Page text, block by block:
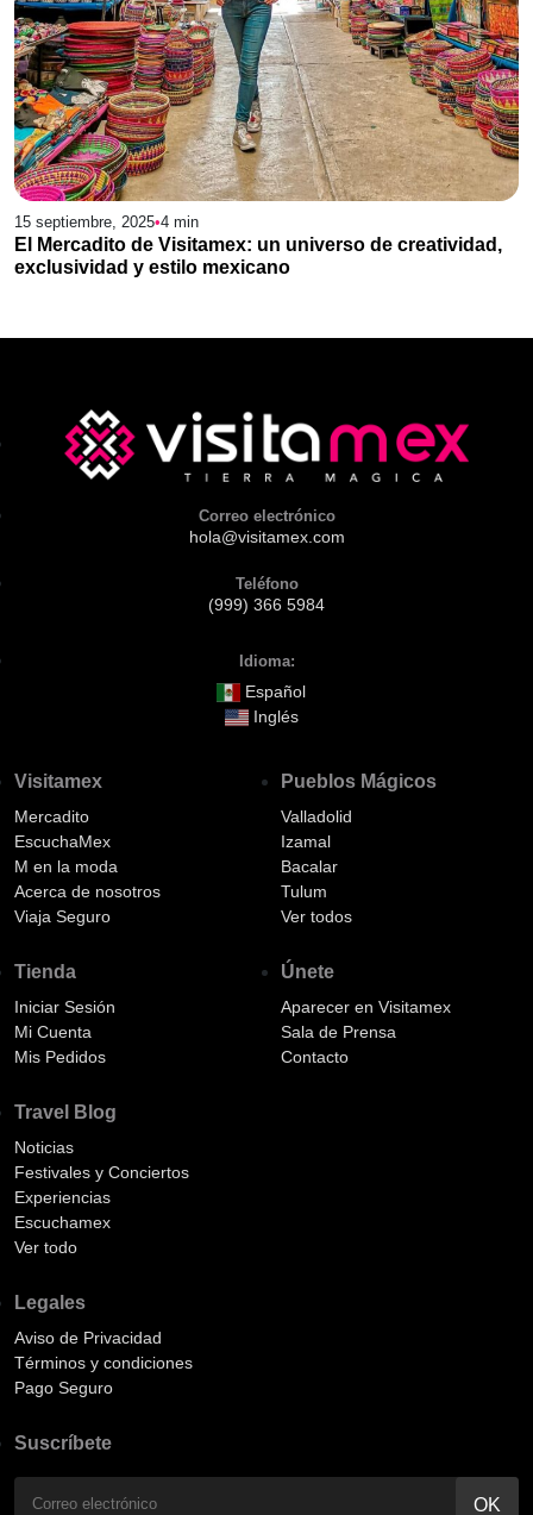
15 septiembre, 2025•4 min
El Mercadito de Visitamex: un universo de creatividad,
exclusividad y estilo mexicano
Correo electrónico
hola@visitamex.com
Teléfono
(999) 366 5984
Idioma:
Español
Inglés
Visitamex
Mercadito
EscuchaMex
M en la moda
Acerca de nosotros
Viaja Seguro
Tienda
Iniciar Sesión
Mi Cuenta
Mis Pedidos
Pueblos Mágicos
Valladolid
Izamal
Bacalar
Tulum
Ver todos
Únete
Aparecer en Visitamex
Sala de Prensa
Contacto
Travel Blog
Noticias
Festivales y Conciertos
Experiencias
Escuchamex
Ver todo
Legales
Aviso de Privacidad
Términos y condiciones
Pago Seguro
Suscríbete